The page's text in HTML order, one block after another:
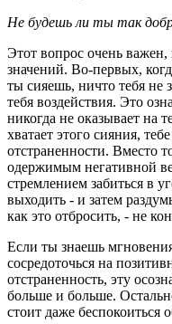
Не будешь ли ты так
Этот вопрос очень
значений. Во-первых,
ты сияешь, ничто тебя не
тебя воздействия. Это
никогда не оказывает на
хватает этого сияния,
отстраненности. Вместо
одержимым негативной
стремлением забиться в
выходить - и затем
как это отбросить, - не
Если ты знаешь
сосредоточься на
отстраненность, эту
больше и больше.
стоит даже беспокоиться